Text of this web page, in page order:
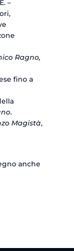
–
Ragno,
fino a
.
Magistà,
anche